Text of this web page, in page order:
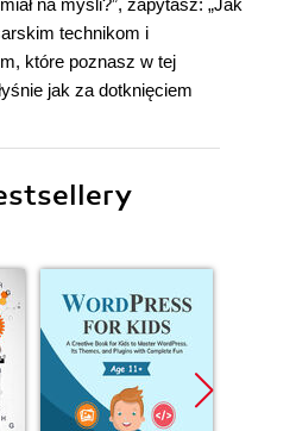
na myśli?”, zapytasz: „Jak
technikom i
które poznasz w tej
jak za dotknięciem